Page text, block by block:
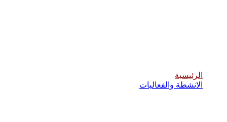
الرئيسية
الانشطة والفعاليات